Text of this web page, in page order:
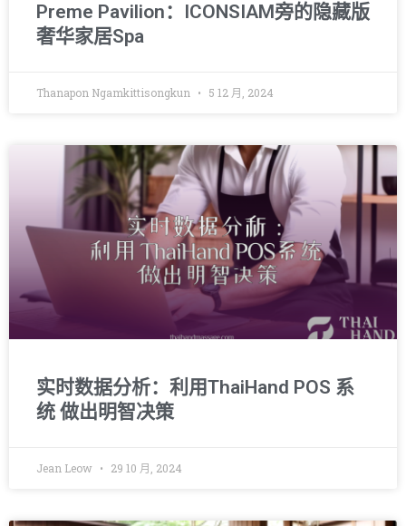
Preme Pavilion：ICONSIAM旁的隐藏版
奢华家居Spa
Thanapon Ngamkittisongkun 5 12 月, 2024
实时数据分析：利用ThaiHand POS 系
统 做出明智决策
Jean Leow 29 10 月, 2024